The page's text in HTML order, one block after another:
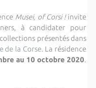
Musei, of Corsi !invite
à candidater pour
présentés dans
de la Corse. La résidence
au 10 octobre 2020.